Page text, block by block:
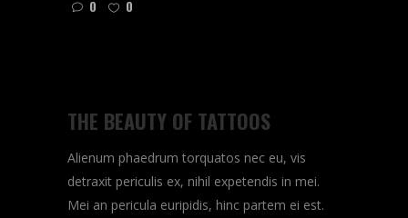
0
0
THE BEAUTY OF TATTOOS
Alienum phaedrum torquatos nec eu, vis
detraxit periculis ex, nihil expetendis in mei.
Mei an pericula euripidis, hinc partem ei est.